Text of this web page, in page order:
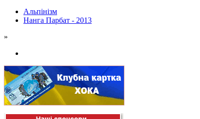
Альпінізм
Нанга Парбат - 2013
»